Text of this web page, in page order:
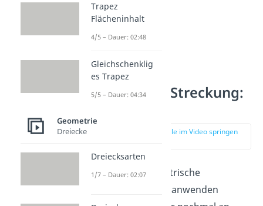
Zentrische Streckung:
zur Stelle im Video springen
Damit du die zentrische
selbst anwenden
Trapez
Flächeninhalt
4/5 – Dauer: 02:48
Gleichschenklig
es Trapez
5/5 – Dauer: 04:34
Geometrie
Dreiecke
Dreiecksarten
1/7 – Dauer: 02:07